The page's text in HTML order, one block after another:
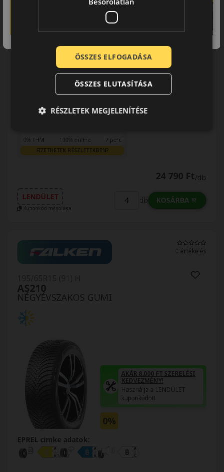
Használja a LENDÜLET
EPREL cimke adatok:
0% THM 100% online 7 perc
FIZETHETEK RÉSZLETEKBEN?
24 790 Ft/db
LENDÜLET
Kuponkód másolása
db KOSÁRBA
0 értékelés
NÉGYÉVSZAKOS GUMI
AS210
AKÁR 8.000 FT SZERELÉSI
KEDVEZMÉNY!
Használja a LENDÜLET
kuponkódot!
0%
EPREL cimke adatok:
ÖSSZES ELFOGADÁSA
ÖSSZES ELUTASÍTÁSA
RÉSZLETEK MEGJELENÍTÉSE